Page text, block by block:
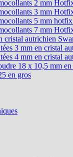
2 mm
3 mm
5 mm
7 mm
cristal autrichien
3 mm en cristal
4 mm en cristal
18 x 10,5 mm
en gros